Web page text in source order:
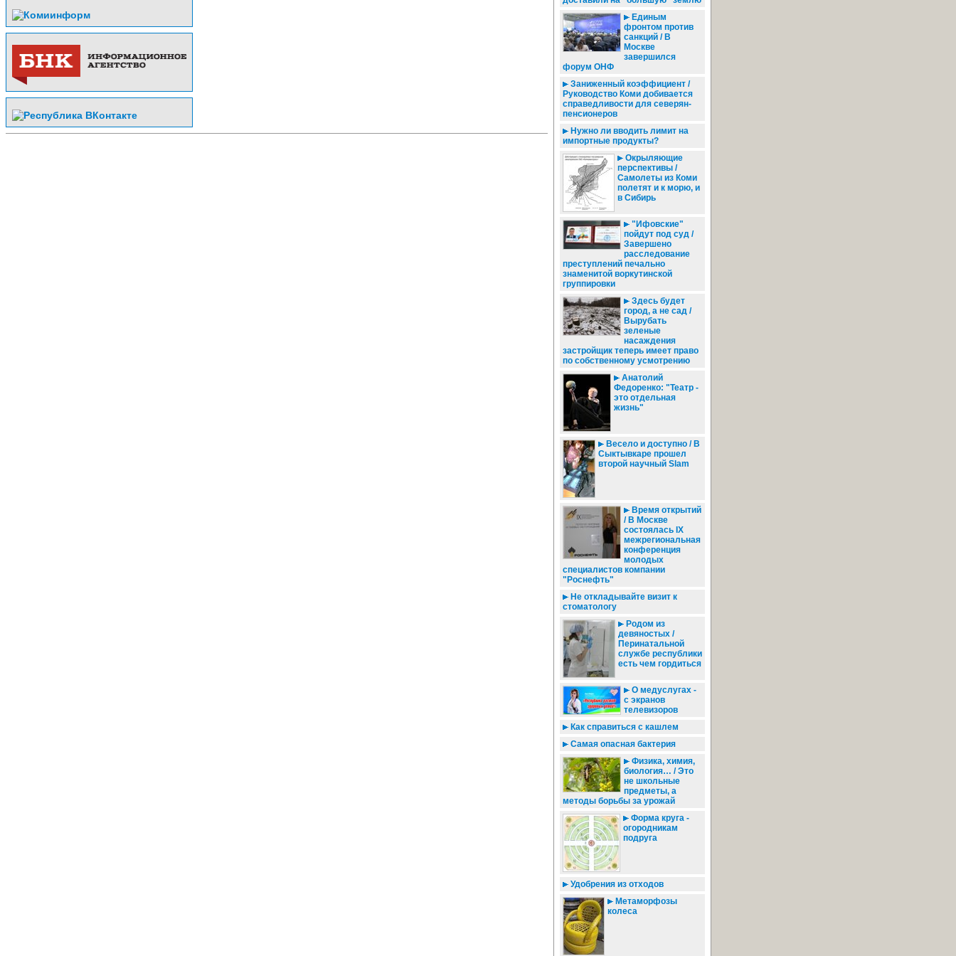
Единым
фронтом против
санкций / В
Москве
завершился
форум ОНФ
Заниженный коэффициент /
Руководство Коми добивается
справедливости для северян-
пенсионеров
Нужно ли вводить лимит на
импортные продукты?
Окрыляющие
перспективы /
Самолеты из Коми
полетят и к морю, и
в Сибирь
"Ифовские"
пойдут под суд /
Завершено
расследование
преступлений печально
знаменитой воркутинской
группировки
Здесь будет
город, а не сад /
Вырубать
зеленые
насаждения
застройщик теперь имеет право
по собственному усмотрению
Анатолий
Федоренко: "Театр -
это отдельная
жизнь"
Весело и доступно / В
Сыктывкаре прошел
второй научный Slam
Время открытий
/ В Москве
состоялась IX
межрегиональная
конференция
молодых
специалистов компании
"Роснефть"
Не откладывайте визит к
стоматологу
Родом из
девяностых /
Перинатальной
службе республики
есть чем гордиться
О медуслугах -
с экранов
телевизоров
Как справиться с кашлем
Самая опасная бактерия
Физика, химия,
биология… / Это
не школьные
предметы, а
методы борьбы за урожай
Форма круга -
огородникам
подруга
Удобрения из отходов
Метаморфозы
колеса